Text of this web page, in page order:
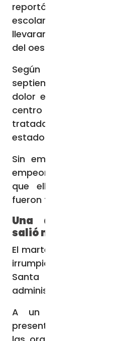
reportó una dolencia
escolar, y que obligó
llevaran a uno de los
del oeste de Kenia.
Según el director de
septiembre un grupo
dolor en las rodillas.
centro
tratadas, regresaron
estado de salud.
Sin embargo, al día
empeoraron cuando
que ellas también
fueron trasladadas a
Una asamblea
salió mal
El martes 3 de
irrumpió en la
Santa Teresa
administración de
A un sacerdote
presente se le negó la